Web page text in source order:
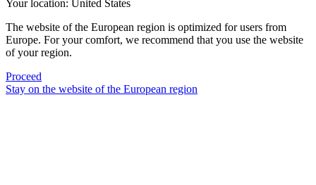
Your location: United States
The website of the European region is optimized for users from
Europe. For your comfort, we recommend that you use the website
of your region.
Proceed
Stay on the website of the European region